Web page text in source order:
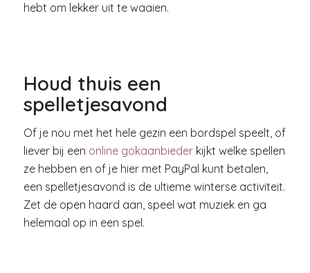
hebt om lekker uit te waaien.
Houd thuis een
spelletjesavond
Of je nou met het hele gezin een bordspel speelt, of
liever bij een online gokaanbiederkijkt welke spellen
ze hebben en of je hier met PayPal kunt betalen,
een spelletjesavond is de ultieme winterse activiteit.
Zet de open haard aan, speel wat muziek en ga
helemaal op in een spel.